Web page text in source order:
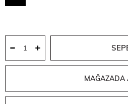
MAĞAZADA